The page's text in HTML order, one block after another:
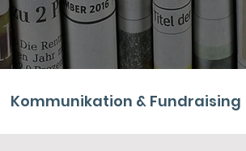
Kommunikation & Fundraising